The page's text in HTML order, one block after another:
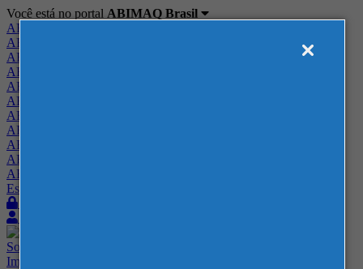
Você está no portal ABIMAQ Brasil
ABIMAQ Brasil
ABIMAQ Minas Gerais
ABIMAQ Norte-Nordeste
ABIMAQ Paraná
ABIMAQ Piracicaba
ABIMAQ Ribeirão Preto
ABIMAQ Rio de Janeiro
ABIMAQ Rio Grande do Sul
ABIMAQ Santa Catarina
ABIMAQ São Paulo
ABIMAQ Vale do Paraíba
Escritório de Relações Governamentais
Sobre
Imprensa